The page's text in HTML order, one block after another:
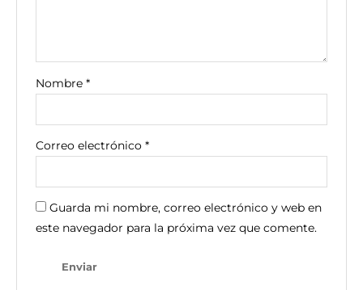
Nombre *
Correo electrónico *
Guarda mi nombre, correo electrónico y web en
este navegador para la próxima vez que comente.